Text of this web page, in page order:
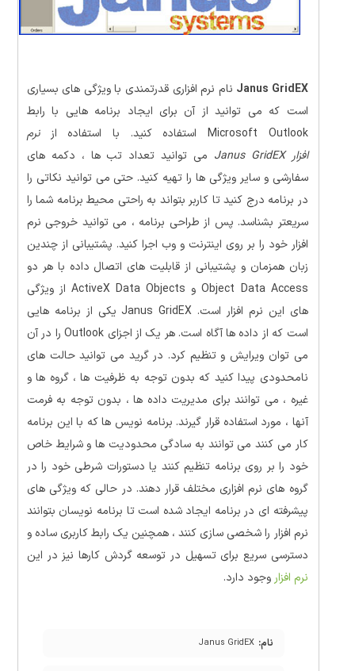
Janus GridEX نام نرم افزاری قدرتمندی با ویژگی های بسیاری
است که می توانید از آن برای ایجاد برنامه هایی با رابط
Microsoft Outlook استفاده کنید. با استفاده از
نرم
افزار Janus GridEX
می توانید تعداد تب ها ، دکمه های
سفارشی و سایر ویژگی ها را تهیه کنید. حتی می توانید نکاتی را
در برنامه درج کنید تا کاربر بتواند به راحتی محیط برنامه شما را
سریعتر بشناسد. پس از طراحی برنامه ، می توانید خروجی نرم
افزار خود را بر روی اینترنت و وب اجرا کنید. پشتیبانی از چندین
زبان همزمان و پشتیبانی از قابلیت های اتصال داده با هر دو
Object Data Access و ActiveX Data Objects از ویژگی
های این نرم افزار است. Janus GridEX یکی از برنامه هایی
است که از داده ها آگاه است. هر یک از اجزای Outlook را در آن
می توان ویرایش و تنظیم کرد. در گرید می توانید حالت های
نامحدودی پیدا کنید که بدون توجه به ظرفیت ها ، گروه ها و
غیره ، می توانند برای مدیریت داده ها ، بدون توجه به فرمت
آنها ، مورد استفاده قرار گیرند. برنامه نویس ها که با این برنامه
کار می کنند می توانند به سادگی محدودیت ها و شرایط خاص
خود را بر روی برنامه تنظیم کنند یا دستورات شرطی خود را در
گروه های نرم افزاری مختلف قرار دهند. در حالی که ویژگی های
پیشرفته ای در برنامه ایجاد شده است تا برنامه نویسان بتوانند
نرم افزار را شخصی سازی کنند ، همچنین یک رابط کاربری ساده و
دسترسی سریع برای تسهیل در توسعه گردش کارها نیز در این
نرم افزار وجود دارد.
نام: Janus GridEX